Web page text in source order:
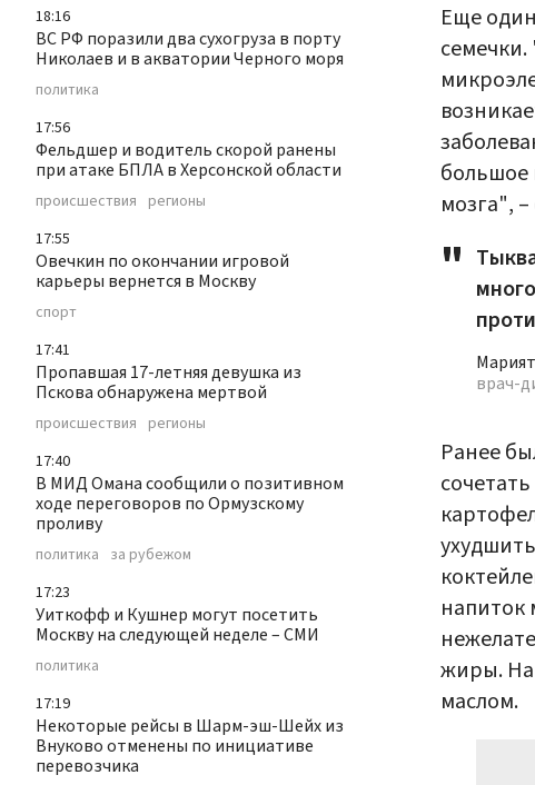
18:16
ВС РФ поразили два сухогруза в порту
Николаев и в акватории Черного моря
политика
17:56
Фельдшер и водитель скорой ранены
при атаке БПЛА в Херсонской области
происшествия регионы
17:55
Овечкин по окончании игровой
карьеры вернется в Москву
спорт
17:41
Пропавшая 17-летняя девушка из
Пскова обнаружена мертвой
происшествия регионы
17:40
В МИД Омана сообщили о позитивном
ходе переговоров по Ормузскому
проливу
политика за рубежом
17:23
Уиткофф и Кушнер могут посетить
Москву на следующей неделе – СМИ
политика
17:19
Некоторые рейсы в Шарм-эш-Шейх из
Внуково отменены по инициативе
перевозчика
Еще
большое
мозга",
врач-
Ранее
напиток
жиры.
маслом.